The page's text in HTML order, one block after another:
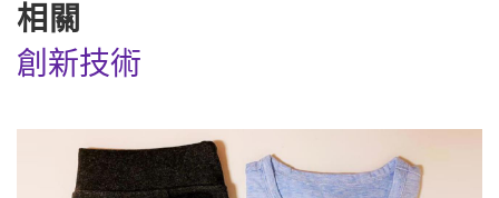
相關
創新技術